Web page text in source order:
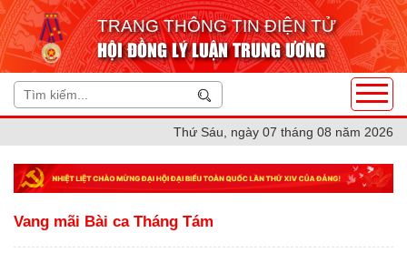
TRANG THÔNG TIN ĐIỆN TỬ
HỘI ĐỒNG LÝ LUẬN TRUNG ƯƠNG
Thứ Sáu, ngày 07 tháng 08 năm 2026
Vang mãi Bài ca Tháng Tám